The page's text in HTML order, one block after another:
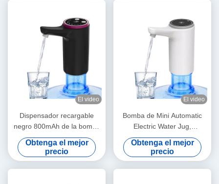
El video
Dispensador recargable
negro 800mAh de la bomba
de agua del USB para
Ministerio del Interior
Obtenga el mejor
precio
El video
Bomba de Mini Automatic
Electric Water Jug,
dispensador recargable
portátil del agua
Obtenga el mejor
precio